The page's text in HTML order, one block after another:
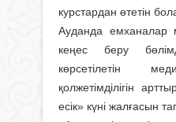
курстардан өтетін
Ауданда емханалар
кеңес беру
көрсетiлетiн
қолжетімділігін
есік» күні жалғасын